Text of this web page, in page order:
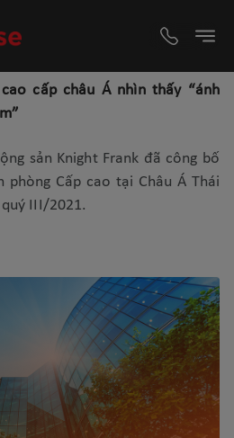
cấp châu Á nhìn thấy “ánh
sản Knight Frank đã công bố
phòng Cấp cao tại Châu Á Thái
quý III/2021.